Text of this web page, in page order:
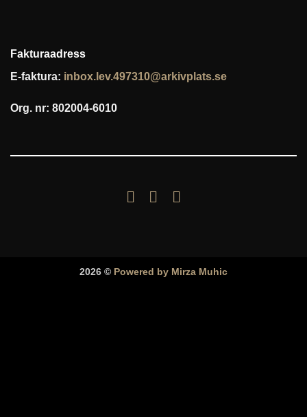
Fakturaadress
E-faktura: inbox.lev.497310@arkivplats.se
Org. nr: 802004-6010
2026 © Powered by Mirza Muhic